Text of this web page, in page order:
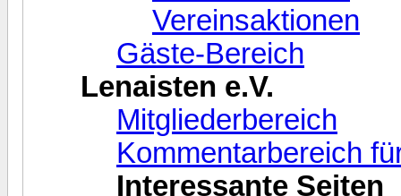
Vereinsaktionen
Gäste-Bereich
Lenaisten e.V.
Mitgliederbereich
Kommentarbereich
Interessante Seiten